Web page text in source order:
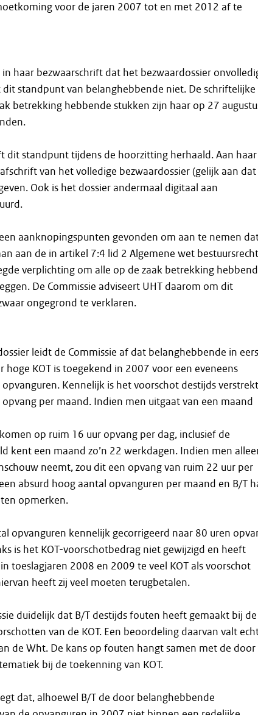
voor de jaren 2007 tot en met 2012 af te
haar bezwaarschrift dat het bezwaardossier
dit standpunt van belanghebbende niet. De schriftelijke
betrekking hebbende stukken zijn haar op 27
dit standpunt tijdens de hoorzitting herhaald. Aan haar
van het volledige bezwaardossier (gelijk aan dat
Ook is het dossier andermaal digitaal aan
aanknopingspunten gevonden om aan te nemen
aan de in artikel 7:4 lid 2 Algemene wet bestuursrecht
verplichting om alle op de zaak betrekking
De Commissie adviseert UHT daarom om dit
ongegrond te verklaren.
leidt de Commissie af dat belanghebbende in
hoge KOT is toegekend in 2007 voor een eveneens
Kennelijk is het voorschot destijds verstrekt
per maand. Indien men uitgaat van een maand
op ruim 16 uur opvang per dag, inclusief de
kent een maand zo’n 22 werkdagen. Indien men
neemt, zou dit een opvang van ruim 22 uur per
absurd hoog aantal opvanguren per maand en B/T
opmerken.
opvanguren kennelijk gecorrigeerd naar 80 uren
is het KOT-voorschotbedrag niet gewijzigd en heeft
toeslagjaren 2008 en 2009 te veel KOT als voorschot
heeft zij veel moeten terugbetalen.
duidelijk dat B/T destijds fouten heeft gemaakt bij de
van de KOT. Een beoordeling daarvan valt
de Wht. De kans op fouten hangt samen met de door
bij de toekenning van KOT.
dat, alhoewel B/T de door belanghebbende